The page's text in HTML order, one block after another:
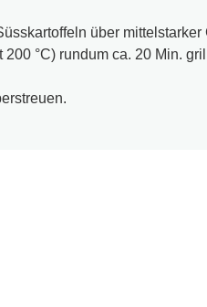
über mittelstarker
200 °C) rundum ca. 20 Min.